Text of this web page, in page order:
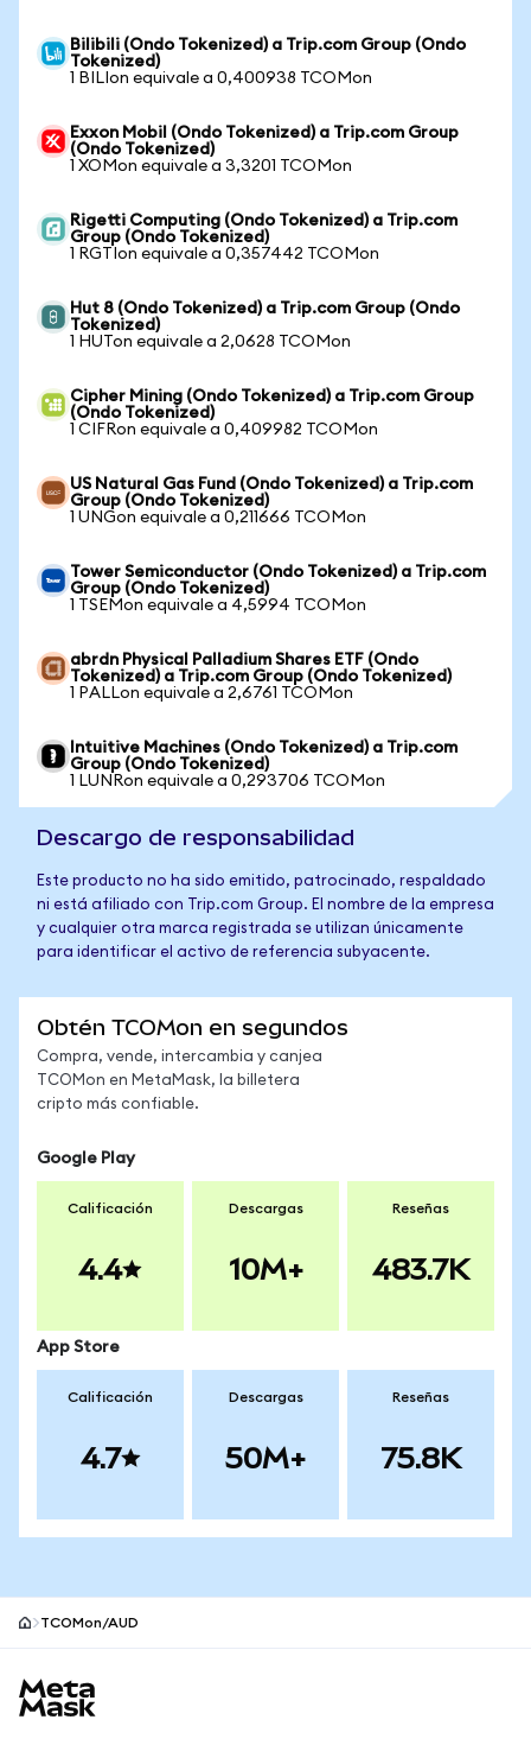
Bilibili (Ondo Tokenized) a Trip.com Group (Ondo
Tokenized)
1 BILIon equivale a 0,400938 TCOMon
Exxon Mobil (Ondo Tokenized) a Trip.com Group
(Ondo Tokenized)
1 XOMon equivale a 3,3201 TCOMon
Rigetti Computing (Ondo Tokenized) a Trip.com
Group (Ondo Tokenized)
1 RGTIon equivale a 0,357442 TCOMon
Hut 8 (Ondo Tokenized) a Trip.com Group (Ondo
Tokenized)
1 HUTon equivale a 2,0628 TCOMon
Cipher Mining (Ondo Tokenized) a Trip.com Group
(Ondo Tokenized)
1 CIFRon equivale a 0,409982 TCOMon
US Natural Gas Fund (Ondo Tokenized) a Trip.com
Group (Ondo Tokenized)
1 UNGon equivale a 0,211666 TCOMon
Tower Semiconductor (Ondo Tokenized) a Trip.com
Group (Ondo Tokenized)
1 TSEMon equivale a 4,5994 TCOMon
abrdn Physical Palladium Shares ETF (Ondo
Tokenized) a Trip.com Group (Ondo Tokenized)
1 PALLon equivale a 2,6761 TCOMon
Intuitive Machines (Ondo Tokenized) a Trip.com
Group (Ondo Tokenized)
1 LUNRon equivale a 0,293706 TCOMon
Descargo de responsabilidad
Este producto no ha sido emitido, patrocinado, respaldado
ni está afiliado con Trip.com Group. El nombre de la empresa
y cualquier otra marca registrada se utilizan únicamente
para identificar el activo de referencia subyacente.
Obtén TCOMon en segundos
Compra, vende, intercambia y canjea
TCOMon en MetaMask, la billetera
cripto más confiable.
Google Play
Calificación
4.4
Descargas
10M+
Reseñas
483.7K
App Store
Calificación
4.7
Descargas
50M+
Reseñas
75.8K
TCOMon/AUD